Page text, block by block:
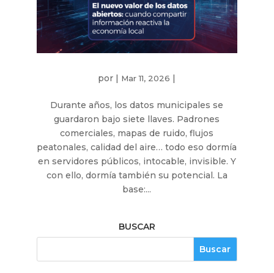
por Mar 11, 2026
Durante años, los datos municipales se
guardaron bajo siete llaves. Padrones
comerciales, mapas de ruido, flujos
peatonales, calidad del aire… todo eso dormía
en servidores públicos, intocable, invisible. Y
con ello, dormía también su potencial. La
base:...
BUSCAR